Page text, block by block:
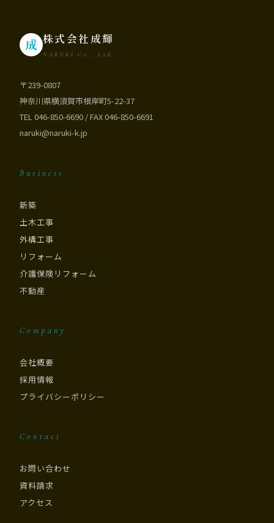
成 株式会社成輝
NARUKI Co., Ltd.
〒239-0807
神奈川県横須賀市根岸町5-22-37
TEL 046-850-6690 / FAX 046-850-6691
naruki@naruki-k.jp
Business
新築
土木工事
外構工事
リフォーム
介護保険リフォーム
不動産
Company
会社概要
採用情報
プライバシーポリシー
Contact
お問い合わせ
資料請求
アクセス